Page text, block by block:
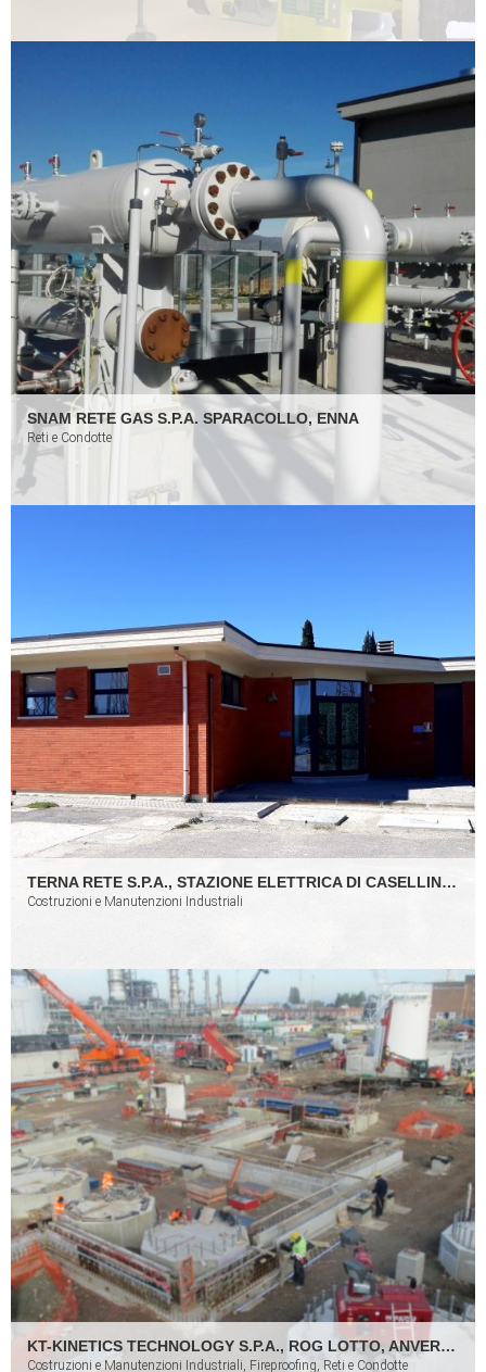
SNAM RETE GAS S.P.A. SPARACOLLO, ENNA
Reti e Condotte
TERNA RETE S.P.A., STAZIONE ELETTRICA DI CASELLINA, SCANDICCI
Costruzioni e Manutenzioni Industriali
KT-KINETICS TECHNOLOGY S.P.A., ROG LOTTO, ANVERSA (BELGIO)
Costruzioni e Manutenzioni Industriali, Fireproofing, Reti e Condotte